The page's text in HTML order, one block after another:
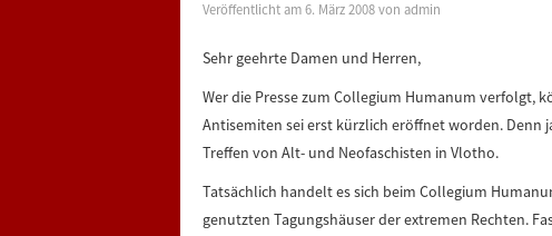
Veröffentlicht am 6. März 2008 von admin
Sehr geehrte Damen und Herren,
Wer die Presse zum Collegium Humanum verfolgt,
Antisemiten sei erst kürzlich eröffnet worden. Denn
Treffen von Alt- und Neofaschisten in Vlotho.
Tatsächlich handelt es sich beim Collegium
genutzten Tagungshäuser der extremen Rechten.